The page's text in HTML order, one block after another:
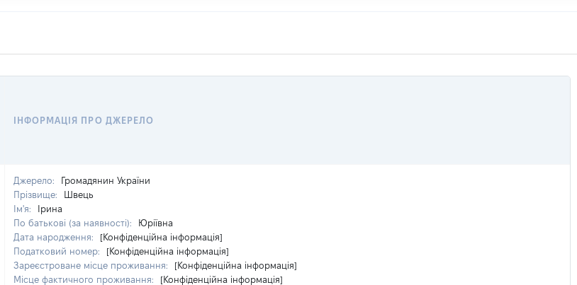
ІНФОРМАЦІЯ ПРО ДЖЕРЕЛО
Джерело:
Громадянин України
Прізвище:
Швець
Ім'я:
Ірина
По батькові (за наявності):
Юріївна
Дата народження:
[Конфіденційна інформація]
Податковий номер:
[Конфіденційна інформація]
Зареєстроване місце проживання:
[Конфіденційна інформація]
Місце фактичного проживання:
[Конфіденційна інформація]